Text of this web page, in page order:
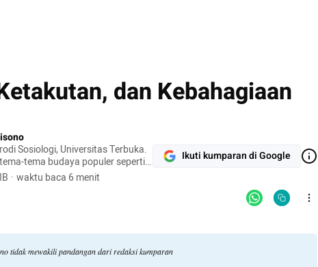
dan Kebahagiaan
Sosiologi, Universitas Terbuka.
tema budaya populer seperti
hingga sepak bola.
· waktu baca 6 menit
Ikuti kumparan di Google
tidak mewakili pandangan dari redaksi kumparan